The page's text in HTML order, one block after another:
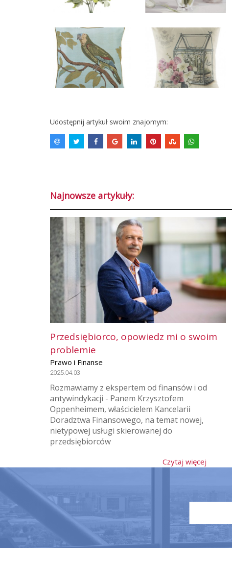
Udostępnij artykuł swoim znajomym:
Najnowsze artykuły:
Przedsiębiorco, opowiedz mi o swoim
problemie
Prawo i Finanse
2025.04.03
Rozmawiamy z ekspertem od finansów i od
antywindykacji - Panem Krzysztofem
Oppenheimem, właścicielem Kancelarii
Doradztwa Finansowego, na temat nowej,
nietypowej usługi skierowanej do
przedsiębiorców
Czytaj więcej